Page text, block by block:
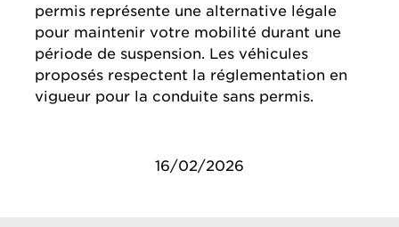
permis représente une alternative légale
pour maintenir votre mobilité durant une
période de suspension. Les véhicules
proposés respectent la réglementation en
vigueur pour la conduite sans permis.
16/02/2026